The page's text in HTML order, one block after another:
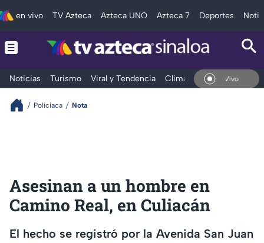
en vivo TV Azteca Azteca UNO Azteca 7 Deportes
Noticias Turismo Viral y Tendencia Clima Deportes
En Vivo
Policiaca Nota
Asesinan a un hombre en
Camino Real, en Culiacán
El hecho se registró por la Avenida San Juan